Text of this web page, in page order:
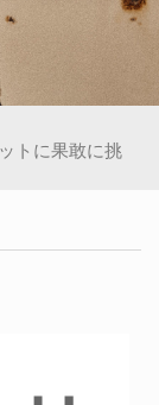
トに果敢に挑